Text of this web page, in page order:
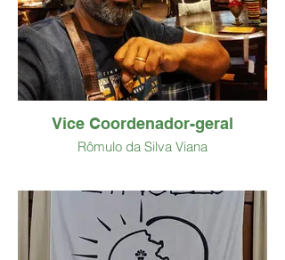
Vice Coordenador-geral
Rômulo da Silva Viana